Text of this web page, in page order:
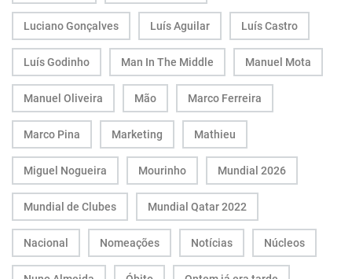
Luciano Gonçalves Luís Aguilar Luís Castro
Luís Godinho Man In The Middle Manuel Mota
Manuel Oliveira Mão Marco Ferreira
Marco Pina Marketing Mathieu
Miguel Nogueira Mourinho Mundial 2026
Mundial de Clubes Mundial Qatar 2022
Nacional Nomeações Notícias Núcleos